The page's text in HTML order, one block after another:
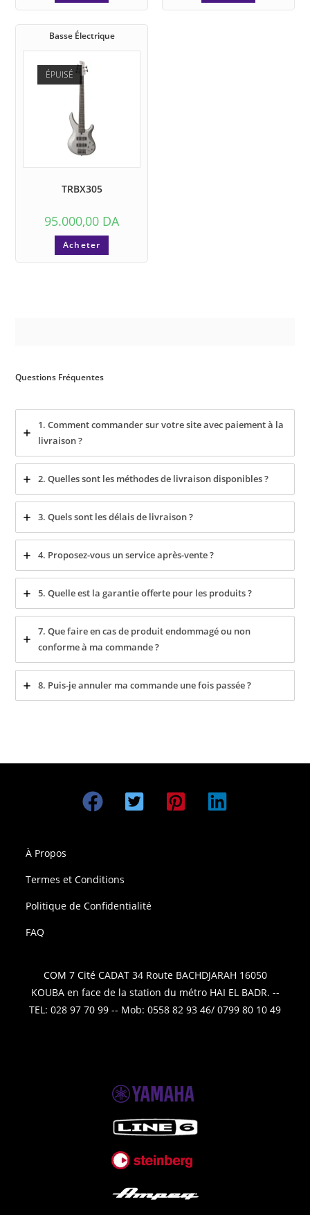
Basse Électrique
ÉPUISÉ
TRBX305
95.000,00 DA
Acheter
Questions Fréquentes
1. Comment commander sur votre site avec paiement à la
livraison ?
2. Quelles sont les méthodes de livraison disponibles ?
3. Quels sont les délais de livraison ?
4. Proposez-vous un service après-vente ?
5. Quelle est la garantie offerte pour les produits ?
7. Que faire en cas de produit endommagé ou non
conforme à ma commande ?
8. Puis-je annuler ma commande une fois passée ?
À Propos
Termes et Conditions
Politique de Confidentialité
FAQ
COM 7 Cité CADAT 34 Route BACHDJARAH 16050
KOUBA en face de la station du métro HAI EL BADR. --
TEL: 028 97 70 99 -- Mob: 0558 82 93 46/ 0799 80 10 49